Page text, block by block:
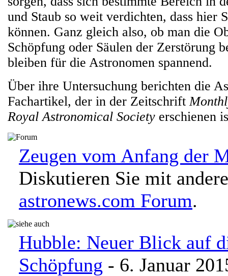
und Staub so weit verdichten, dass hier
können. Ganz gleich also, ob man die
Schöpfung oder Säulen der Zerstörung
bleiben für die Astronomen spannend.
Über ihre Untersuchung berichten die
Fachartikel, der in der Zeitschrift
Royal Astronomical Society erschienen
Zeugen vom Anfang der
Diskutieren Sie mit
astronews.com Forum.
Hubble: Neuer Blick auf
Schöpfung - 6. Januar